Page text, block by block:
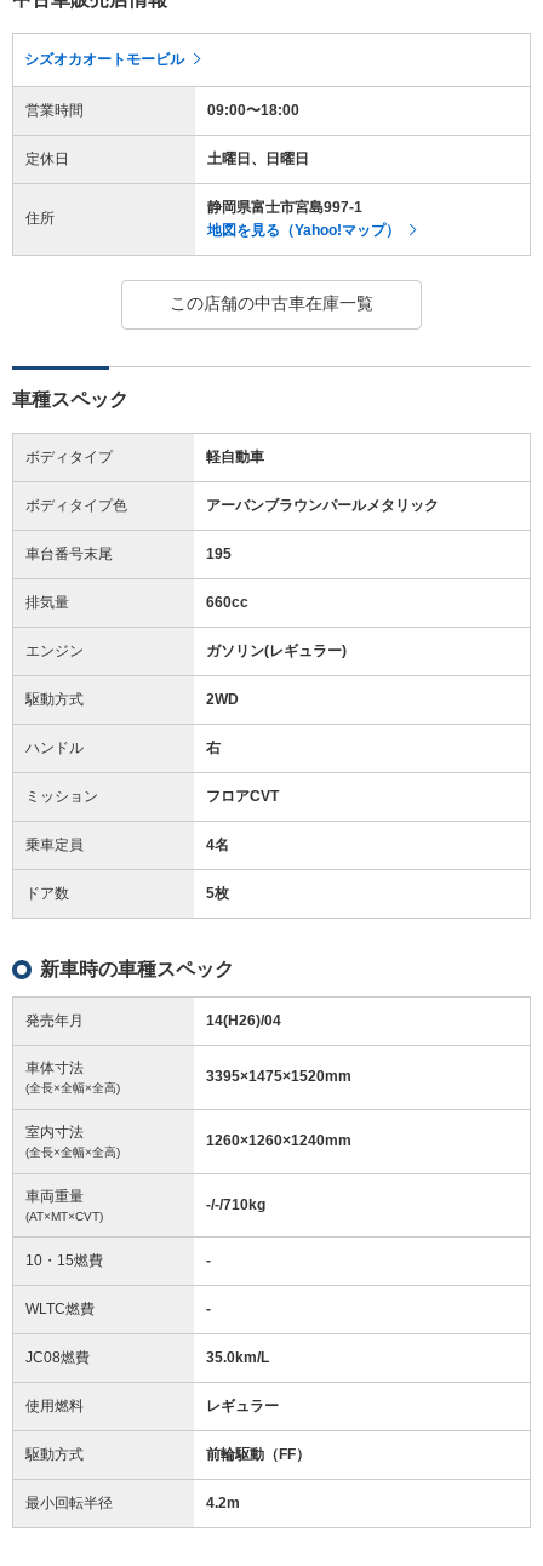
シズオカオートモービル
営業時間 09:00〜18:00
定休日 土曜日、日曜日
住所
静岡県富士市宮島997-1
地図を見る（Yahoo!マップ）
この店舗の中古車在庫一覧
車種スペック
ボディタイプ 軽自動車
ボディタイプ色 アーバンブラウンパールメタリック
車台番号末尾 195
排気量 660cc
エンジン ガソリン(レギュラー)
駆動方式 2WD
ハンドル 右
ミッション フロアCVT
乗車定員 4名
ドア数 5枚
新車時の車種スペック
発売年月 14(H26)/04
車体寸法
(全長×全幅×全高)
3395×1475×1520mm
室内寸法
(全長×全幅×全高)
1260×1260×1240mm
車両重量
(AT×MT×CVT)
-/-/710kg
10・15燃費 -
WLTC燃費 -
JC08燃費 35.0km/L
使用燃料 レギュラー
駆動方式 前輪駆動（FF）
最小回転半径 4.2m